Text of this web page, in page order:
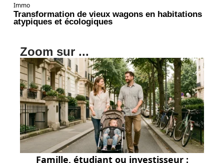
Immo
Transformation de vieux wagons en habitations
atypiques et écologiques
Zoom sur ...
Famille, étudiant ou investisseur :